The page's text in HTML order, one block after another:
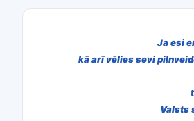
Ja esi
kā arī vēlies sevi
Valsts